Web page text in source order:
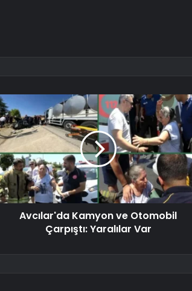
Avcılar'da Kamyon ve Otomobil
Çarpıştı: Yaralılar Var